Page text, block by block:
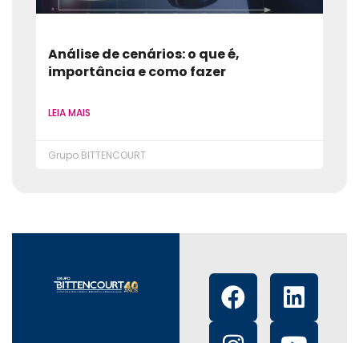
Análise de cenários: o que é,
importância e como fazer
LEIA MAIS
Grupo BITTENCOURT